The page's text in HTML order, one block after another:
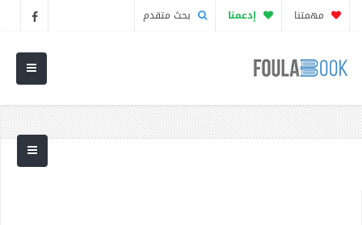
مهمتنا إدعمنا بحث متقدم